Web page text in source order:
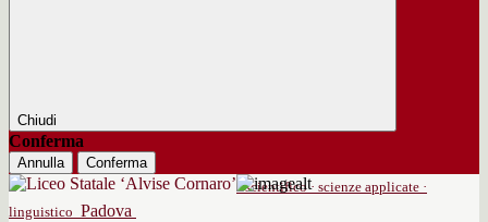
Chiudi
Conferma
Annulla
Conferma
scientifico · scienze applicate ·
linguistico Padova